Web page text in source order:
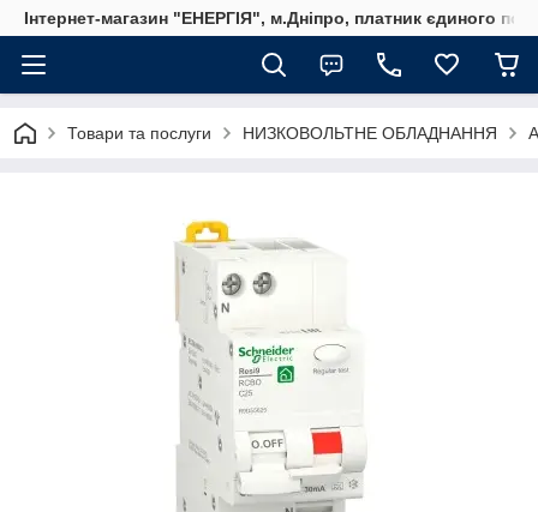
Інтернет-магазин "ЕНЕРГІЯ", м.Дніпро, платник єдиного
Товари та послуги НИЗКОВОЛЬТНЕ ОБЛАДНАННЯ